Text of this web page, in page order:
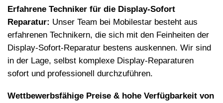
Erfahrene Techniker für die Display-Sofort
Reparatur: Unser Team bei Mobilestar besteht aus
erfahrenen Technikern, die sich mit den Feinheiten der
Display-Sofort-Reparatur bestens auskennen. Wir sind
in der Lage, selbst komplexe Display-Reparaturen
sofort und professionell durchzuführen.
Wettbewerbsfähige Preise & hohe Verfügbarkeit von